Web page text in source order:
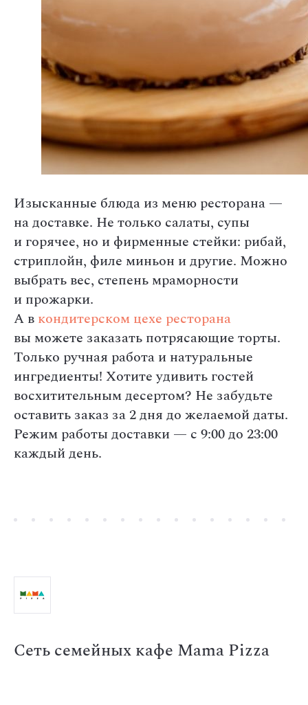
Изысканные блюда из меню ресторана —
на доставке. Не только салаты, супы
и горячее, но и фирменные стейки: рибай,
стриплойн, филе миньон и другие. Можно
выбрать вес, степень мраморности
и прожарки.
А в кондитерском цехе ресторана
вы можете заказать потрясающие торты.
Только ручная работа и натуральные
ингредиенты! Хотите удивить гостей
восхитительным десертом? Не забудьте
оставить заказ за 2 дня до желаемой даты.
Режим работы доставки — с 9:00 до 23:00
каждый день.
Сеть семейных кафе Mama Pizza